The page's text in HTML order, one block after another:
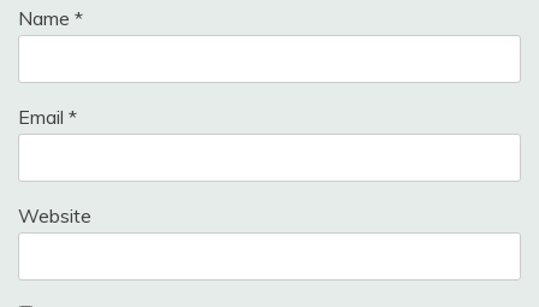
Name *
Email *
Website